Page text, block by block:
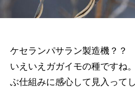
ケセランパサラン製造機？？
いえいえガガイモの種ですね
ぶ仕組みに感心して見入って